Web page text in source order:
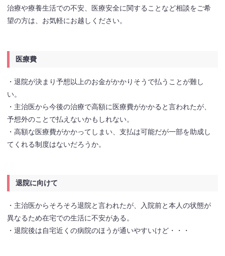
治療や療養生活での不安、医療安全に関することなど相談をご希
望の方は、お気軽にお越しください。
医療費
・退院が決まり予想以上のお金がかかりそうで払うことが難し
い。
・主治医から今後の治療で高額に医療費がかかると言われたが、
予想外のことで払えないかもしれない。
・高額な医療費がかかってしまい、支払は可能だが一部を助成し
てくれる制度はないだろうか。
退院に向けて
・主治医からそろそろ退院と言われたが、入院前と本人の状態が
異なるため在宅での生活に不安がある。
・退院後は自宅近くの病院のほうが通いやすいけど・・・